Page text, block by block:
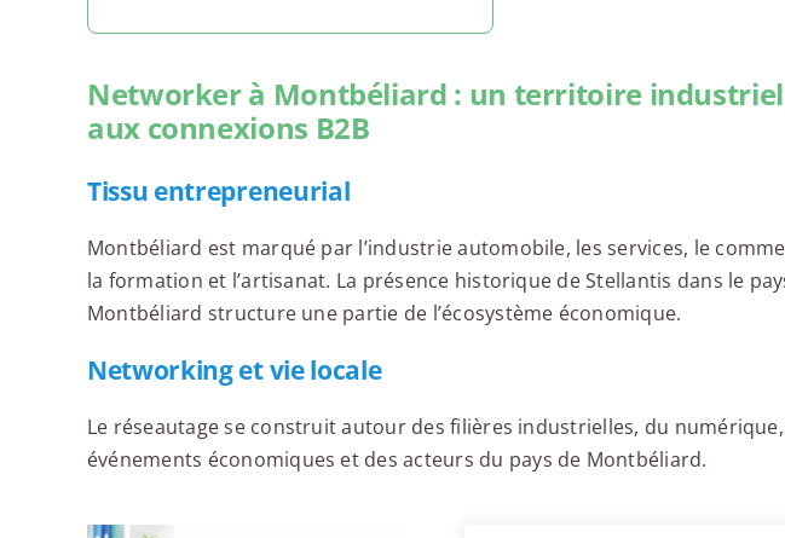
Networker à Montbéliard : un territoire
aux connexions B2B
Tissu entrepreneurial
Montbéliard est marqué par l’industrie automobile, les services, le
la formation et l’artisanat. La présence historique de Stellantis dans le
Montbéliard structure une partie de l’écosystème économique.
Networking et vie locale
Le réseautage se construit autour des filières industrielles, du
événements économiques et des acteurs du pays de Montbéliard.